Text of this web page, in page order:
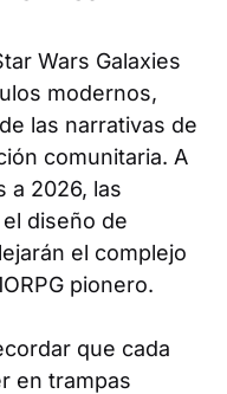
Wars Galaxies
modernos,
las narrativas de
comunitaria. A
a 2026, las
diseño de
el complejo
pionero.
que cada
en trampas